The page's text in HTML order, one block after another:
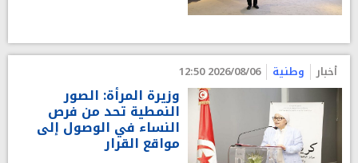
أخبار وطنية 2026/08/06 12:50
وزيرة المرأة: الصور
النمطية تحد من فرص
النساء في الوصول إلى
مواقع القرار